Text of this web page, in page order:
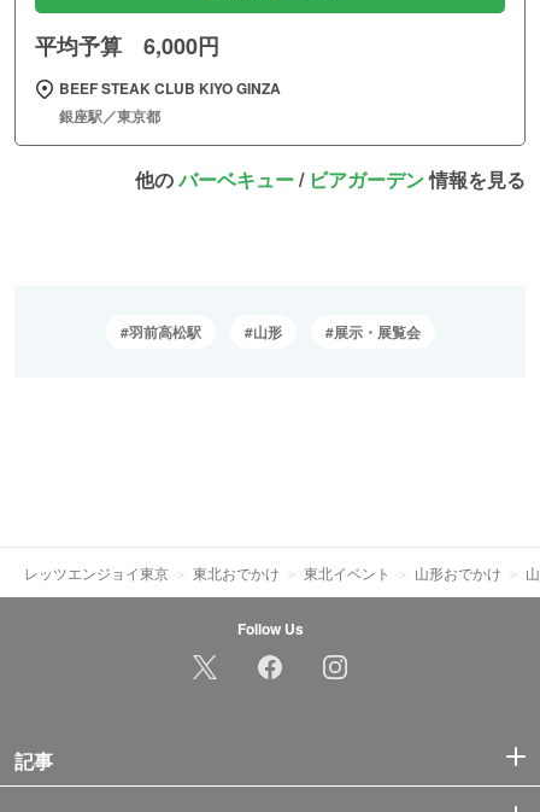
平均予算 6,000円
BEEF STEAK CLUB KIYO GINZA
銀座駅／東京都
他のバーベキュー/ ビアガーデン情報を見る
羽前高松駅 山形 展示・展覧会
レッツエンジョイ東京 東北おでかけ 東北イベント 山形おでかけ
Follow Us
記事